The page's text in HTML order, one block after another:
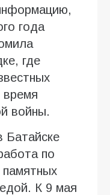
года
где
время
войны.
по
К 9 мая